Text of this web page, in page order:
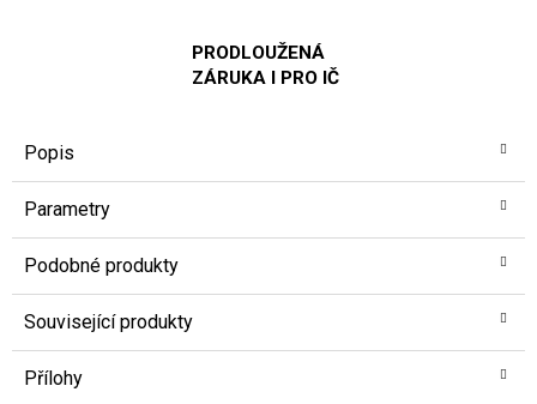
PRODLOUŽENÁ
ZÁRUKA I PRO IČ
Popis
Parametry
Podobné produkty
Související produkty
Přílohy